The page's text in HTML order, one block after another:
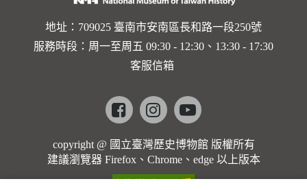
地址：709025 臺南市安南區長和路一段250號
服務時段：周一至周五 09:30 - 12:30、13:30 - 17:30
客服信箱
Facebookinstagramyoutube
copyright @ 國立臺灣歷史博物館 版權所有
建議瀏覽器 Firefox、Chrome、edge 以上版本